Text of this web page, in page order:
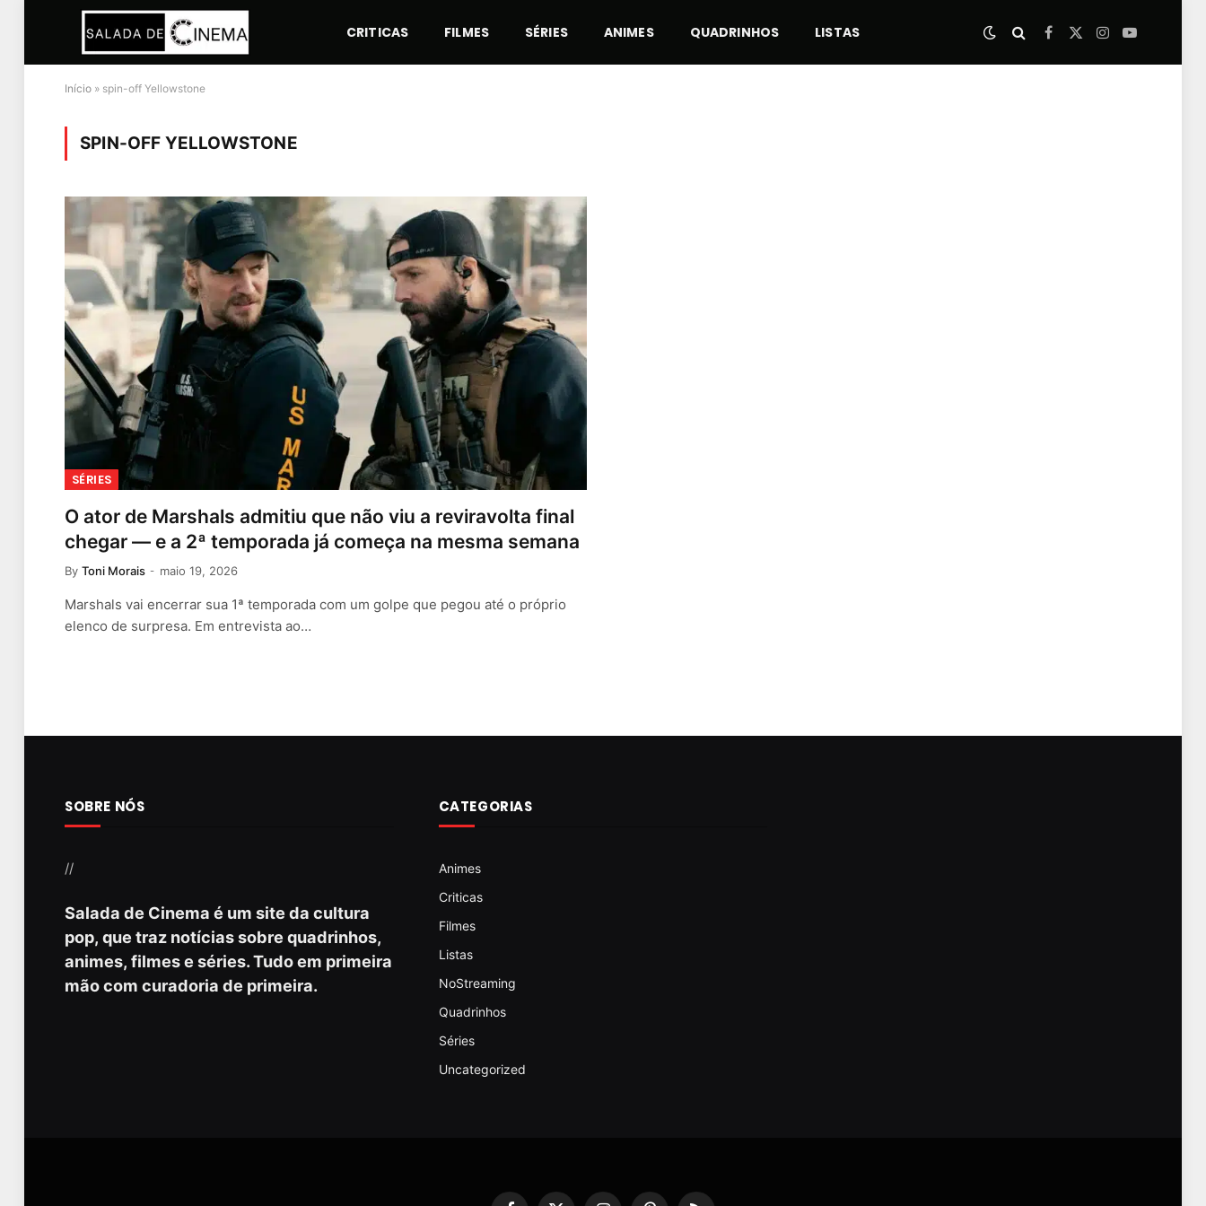
CRITICAS FILMES SÉRIES ANIMES QUADRINHOS LISTAS Facebook
X
Instagram
YouTube
Início » spin-off Yellowstone
SPIN-OFF YELLOWSTONE
SÉRIES
O ator de Marshals admitiu que não viu a reviravolta final
chegar — e a 2ª temporada já começa na mesma semana
By Toni Morais maio 19, 2026
Marshals vai encerrar sua 1ª temporada com um golpe que pegou até o próprio
elenco de surpresa. Em entrevista ao…
SOBRE NÓS
//
Salada de Cinema é um site da cultura
pop, que traz notícias sobre quadrinhos,
animes, filmes e séries. Tudo em primeira
mão com curadoria de primeira.
CATEGORIAS
Animes
Criticas
Filmes
Listas
NoStreaming
Quadrinhos
Séries
Uncategorized